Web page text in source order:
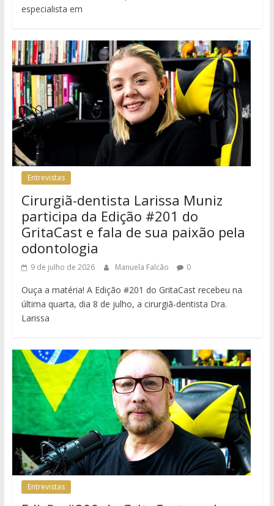
especialista em
Entrevistas
Cirurgiã-dentista Larissa Muniz
participa da Edição #201 do
GritaCast e fala de sua paixão pela
odontologia
9 de julho de 2026 Manuela Falcão 0
Ouça a matéria! A Edição #201 do GritaCast recebeu na
última quarta, dia 8 de julho, a cirurgiã-dentista Dra.
Larissa
Entrevistas